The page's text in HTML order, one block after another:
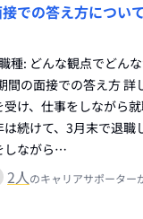
での答え方につい
種: どんな観点でどん
間の面接での答え方 詳
け、仕事をしながら
続けて、3月末で退職
しながら…
2人のキャリアサポーター